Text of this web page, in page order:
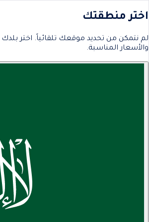
اختر منطقتك
لم نتمكن من تحديد موقعك تلقائياً. اختر
والأسعار المناسبة.